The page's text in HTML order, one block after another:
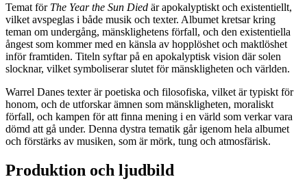
Temat för The Year the Sun Died är apokalyptiskt och existentiellt,
vilket avspeglas i både musik och texter. Albumet kretsar kring
teman om undergång, mänsklighetens förfall, och den existentiella
ångest som kommer med en känsla av hopplöshet och maktlöshet
inför framtiden. Titeln syftar på en apokalyptisk vision där solen
slocknar, vilket symboliserar slutet för mänskligheten och världen.
Warrel Danes texter är poetiska och filosofiska, vilket är typiskt för
honom, och de utforskar ämnen som mänskligheten, moraliskt
förfall, och kampen för att finna mening i en värld som verkar vara
dömd att gå under. Denna dystra tematik går igenom hela albumet
och förstärks av musiken, som är mörk, tung och atmosfärisk.
Produktion och ljudbild